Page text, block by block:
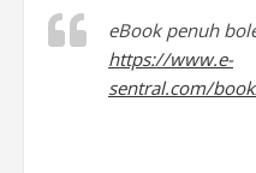
eBook penuh
https://www.e-
sentral.com/